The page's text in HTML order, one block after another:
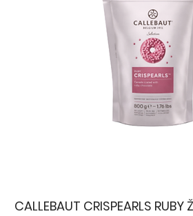
CALLEBAUT CRISPEARLS RUBY